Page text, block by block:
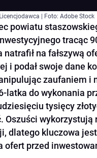
| Foto: Adobe Stock
powiatu
tracąc
natrafił na fałszywą
i podał swoje dane
zaufaniem i
latka do wykonania
tysięcy
Oszuści wykorzystują
dlatego kluczowa
ofert przed